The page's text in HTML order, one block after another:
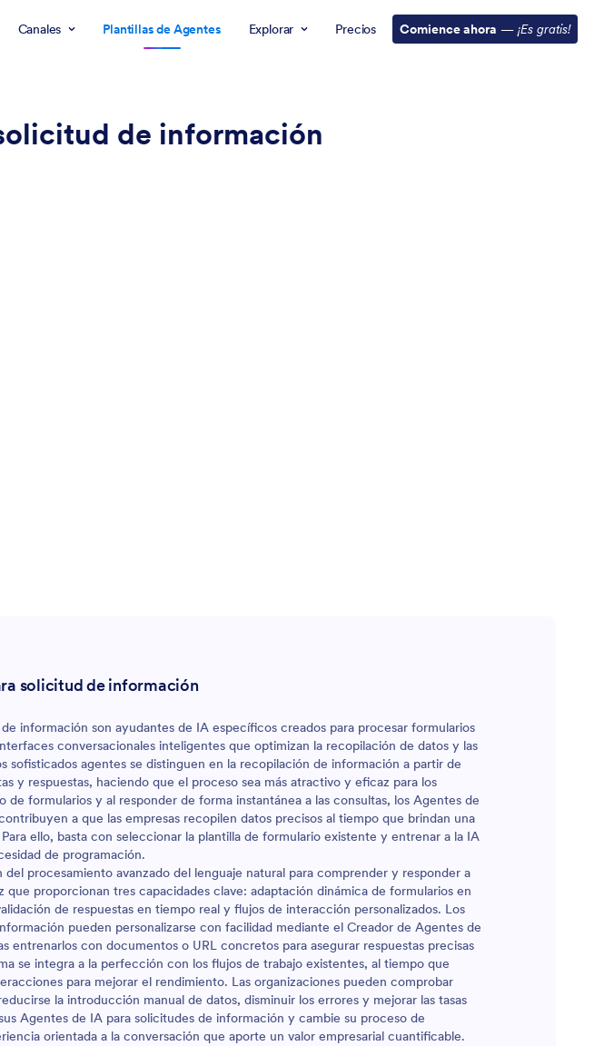
Canales Plantillas de Agentes Explorar Precios Comience ahora — ¡Es gratis!
de información
Proveedores Agente de IA
solicitud de información
información son ayudantes de IA específicos creados para procesar formularios
conversacionales inteligentes que optimizan la recopilación de datos y las
sofisticados agentes se distinguen en la recopilación de información a partir de
y respuestas, haciendo que el proceso sea más atractivo y eficaz para los
de formularios y al responder de forma instantánea a las consultas, los Agentes de
a que las empresas recopilen datos precisos al tiempo que brindan una
ello, basta con seleccionar la plantilla de formulario existente y entrenar a la IA
de programación.
del procesamiento avanzado del lenguaje natural para comprender y responder a
que proporcionan tres capacidades clave: adaptación dinámica de formularios en
de respuestas en tiempo real y flujos de interacción personalizados. Los
pueden personalizarse con facilidad mediante el Creador de Agentes de
entrenarlos con documentos o URL concretos para asegurar respuestas precisas
se integra a la perfección con los flujos de trabajo existentes, al tiempo que
para mejorar el rendimiento. Las organizaciones pueden comprobar
la introducción manual de datos, disminuir los errores y mejorar las tasas
Agentes de IA para solicitudes de información y cambie su proceso de
orientada a la conversación que aporte un valor empresarial cuantificable.